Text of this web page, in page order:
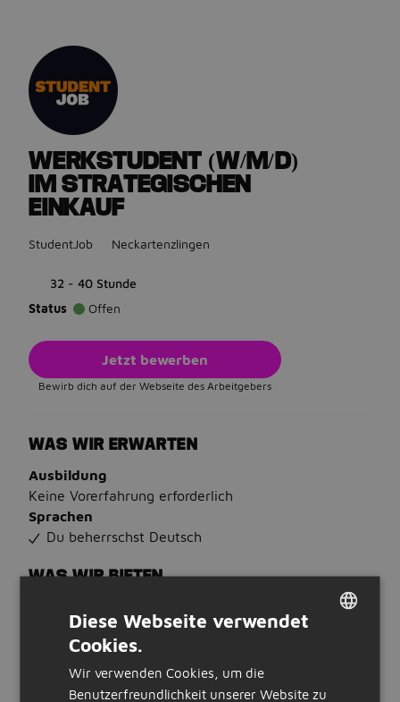
WERKSTUDENT (W/M/D)
IM STRATEGISCHEN
EINKAUF
StudentJob Neckartenzlingen
32 - 40 Stunde
Status
Offen
Jetzt bewerben
Bewirb dich auf der Webseite des Arbeitgebers
WAS WIR ERWARTEN
Ausbildung
Keine Vorerfahrung erforderlich
Sprachen
Du beherrschst Deutsch
WAS WIR BIETEN
32 bis 40 Stunden pro Woche
Beschäftigung
werkstudent, studentenjobs, schülerjob
Art der Stellenanzeige:
Diese Webseite verwendet
Cookies.
Wir verwenden Cookies, um die
Benutzerfreundlichkeit unserer Website zu